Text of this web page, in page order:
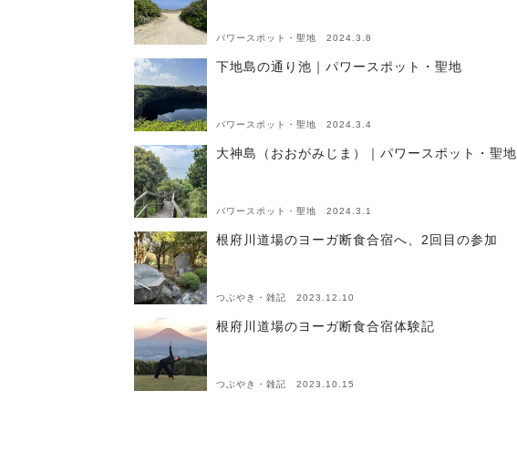
パワースポット・聖地 2024.3.8
下地島の通り池｜パワースポット・聖地
パワースポット・聖地 2024.3.4
大神島（おおがみじま）｜パワースポット・聖地
パワースポット・聖地 2024.3.1
根府川道場のヨーガ断食合宿へ、2回目の参加
つぶやき・雑記 2023.12.10
根府川道場のヨーガ断食合宿体験記
つぶやき・雑記 2023.10.15